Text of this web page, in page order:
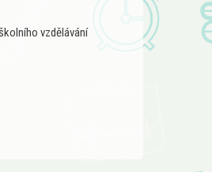
vzdělávání